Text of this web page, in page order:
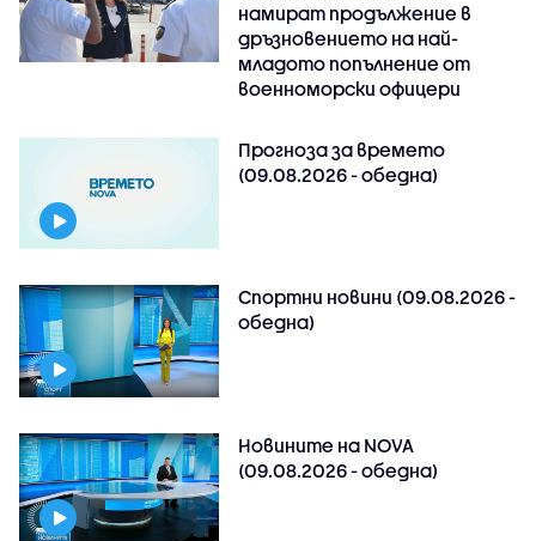
намират продължение в
дръзновението на най-
младото попълнение от
военноморски офицери
Прогноза за времето
(09.08.2026 - обедна)
Спортни новини (09.08.2026 -
обедна)
Новините на NOVA
(09.08.2026 - обедна)